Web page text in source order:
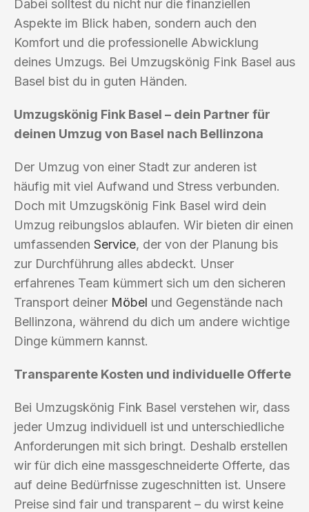
Dabei solltest du nicht nur die finanziellen
Aspekte im Blick haben, sondern auch den
Komfort und die professionelle Abwicklung
deines Umzugs. Bei Umzugskönig Fink Basel aus
Basel bist du in guten Händen.
Umzugskönig Fink Basel – dein Partner für
deinen Umzug von Basel nach Bellinzona
Der Umzug von einer Stadt zur anderen ist
häufig mit viel Aufwand und Stress verbunden.
Doch mit Umzugskönig Fink Basel wird dein
Umzug reibungslos ablaufen. Wir bieten dir einen
umfassenden Service, der von der Planung bis
zur Durchführung alles abdeckt. Unser
erfahrenes Team kümmert sich um den sicheren
Transport deiner Möbel und Gegenstände nach
Bellinzona, während du dich um andere wichtige
Dinge kümmern kannst.
Transparente Kosten und individuelle Offerte
Bei Umzugskönig Fink Basel verstehen wir, dass
jeder Umzug individuell ist und unterschiedliche
Anforderungen mit sich bringt. Deshalb erstellen
wir für dich eine massgeschneiderte Offerte, das
auf deine Bedürfnisse zugeschnitten ist. Unsere
Preise sind fair und transparent – du wirst keine